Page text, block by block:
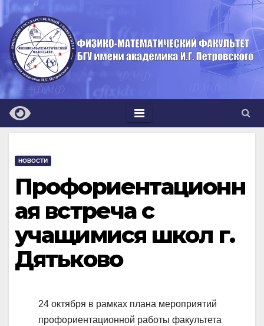
Перейти
к
содержимому
НОВОСТИ
Профориентационн
ая встреча с
учащимися школ г.
Дятьково
24 октября в рамках плана мероприятий
профориентационной работы факультета